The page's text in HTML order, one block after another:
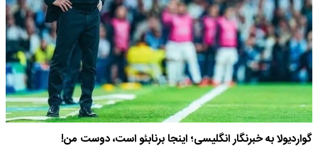
گواردیولا به خبرنگار انگلیسی؛ اینجا برنابئو است، دوست من!